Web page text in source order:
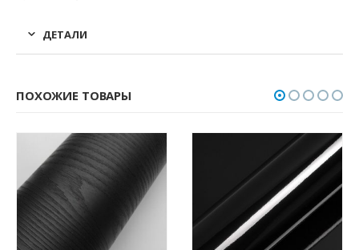
ДЕТАЛИ
ПОХОЖИЕ ТОВАРЫ